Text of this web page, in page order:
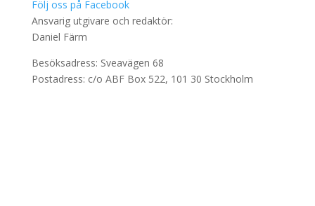
Följ oss på Facebook
Ansvarig utgivare och redaktör:
Daniel Färm
Besöksadress: Sveavägen 68
Postadress: c/o ABF Box 522, 101 30 Stockholm